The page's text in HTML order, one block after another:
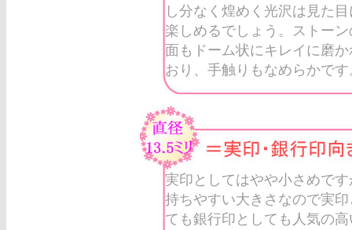
し分なく煌めく光沢は見た
楽しめるでしょう。ストー
面もドーム状にキレイに磨
おり、手触りもなめらかです
実印としてはやや小さめです
持ちやすい大きさなので実印
ても銀行印としても人気の